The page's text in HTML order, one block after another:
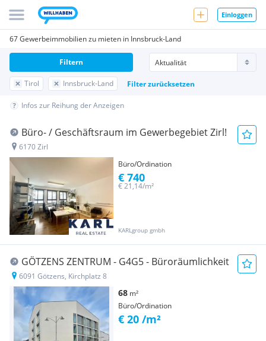
Einloggen
67 Gewerbeimmobilien zu mieten in Innsbruck-Land
Tirol Innsbruck-Land Filter zurücksetzen
Filtern
Infos zur Reihung der Anzeigen
Büro- / Geschäftsraum im Gewerbegebiet Zirl!
6170 Zirl
Büro/Ordination
KARLgroup gmbh
€ 21,14/m²
€ 740
GÖTZENS ZENTRUM - G4G5 - Büroräumlichkeit
6091 Götzens, Kirchplatz 8
68 m²
Büro/Ordination
€ 20 /m²